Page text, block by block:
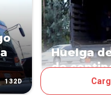
132D
Huelga
de